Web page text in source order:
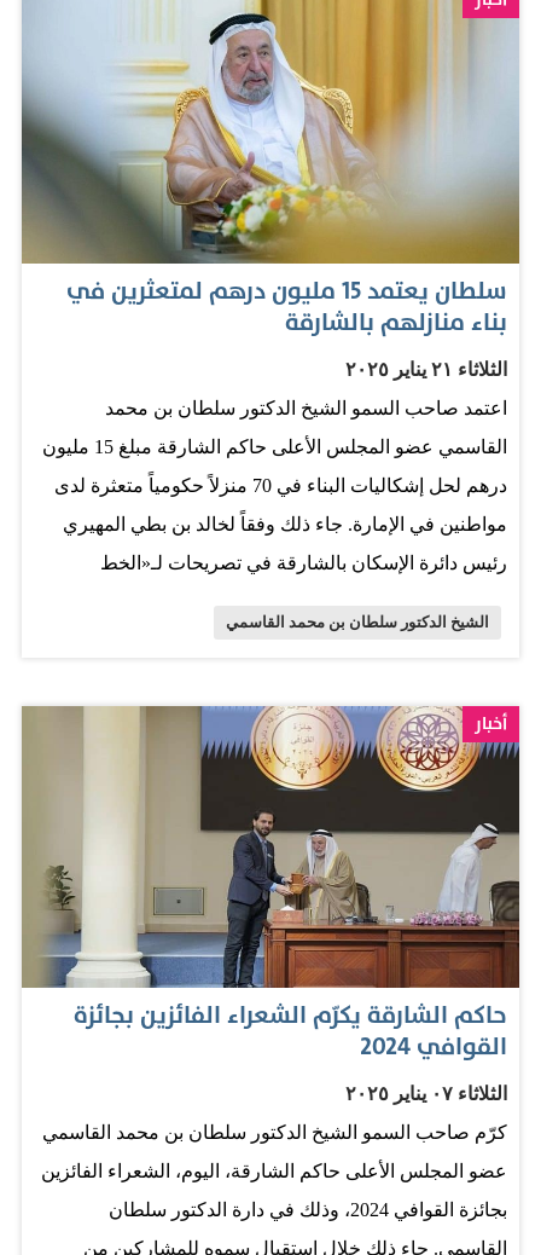
الجمالية إلى أعمال فنية. في نصف قرن وثلاثة أعوام يقف
المرء على معطيات إمارة الخدمات المجتمعية اليومية،
وحاجات المواطنين والمواطنات، وتوفير السكن المحترم
الكريم، والتأمينات الصحية والاجتماعية، ومرة ثانية، في
الموازاة والتكامل مع كل ذلك تتبلور دائماً صورة الشارقة
العربية والدولية بمشروعها الثقافي المتجدّد دائماً منذ نهاية
سبعينات القرن العشرين، وإلى اليوم. إمارة بهذا التدبير
الحاكم والحكيم، وبهذه الخصوصية الفنية والإبداعية والإدارية
إنما عمل عليها وحملها في عينيه وقلبه حاكم عادل مثقف،
يعرف أهل داره وديرته بالاسم والعائلة والنسب والحسب، كما
يعرف المكان وطبيعته وجيولوجيته في الشارقة. يعرف
مسارات الغيم، ومواقع الماء وأفلاجها وجريانها، كما يعرف
أسماء النبات والكائنات الحية في محميات وامتدادات الشارقة
من أنحائها وضواحيها إلى المنطقة الوسطى، إلى المنطقة
الشرقية ضمن تسلسل جغرافي وتاريخي يستوعبه كلّه رجل
ثقافة، وليس، ثقافة الآداب والفنون والتاريخ فقط، بل، ثقافة
سلطان يعتمد 15 مليون درهم لمتعثرين في
بناء منازلهم بالشارقة
الثلاثاء ٢١ يناير ٢٠٢٥
اعتمد صاحب السمو الشيخ الدكتور سلطان بن محمد
القاسمي عضو المجلس الأعلى حاكم الشارقة مبلغ 15 مليون
درهم لحل إشكاليات البناء في 70 منزلاً حكومياً متعثرة لدى
مواطنين في الإمارة. جاء ذلك وفقاً لخالد بن بطي المهيري
رئيس دائرة الإسكان بالشارقة في تصريحات لـ«الخط
الشيخ الدكتور سلطان بن محمد القاسمي
أخبار
حاكم الشارقة يكرّم الشعراء الفائزين بجائزة
القوافي 2024
الثلاثاء ٠٧ يناير ٢٠٢٥
كرّم صاحب السمو الشيخ الدكتور سلطان بن محمد القاسمي
عضو المجلس الأعلى حاكم الشارقة، اليوم، الشعراء الفائزين
بجائزة القوافي 2024، وذلك في دارة الدكتور سلطان
القاسمي. جاء ذلك خلال استقبال سموه للمشاركين من